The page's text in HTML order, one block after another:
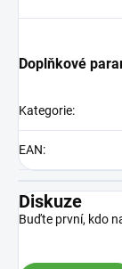
Doplňkové
Kategorie:
EAN:
Diskuze
Buďte první, kdo